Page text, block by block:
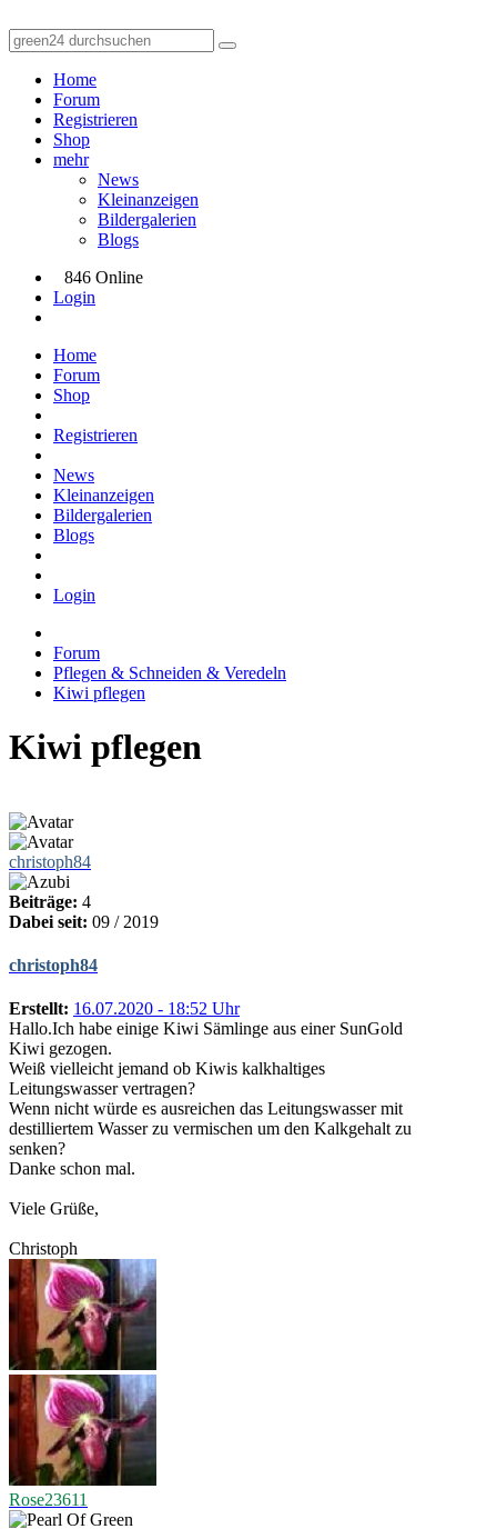
Home
Forum
Registrieren
Shop
mehr
News
Kleinanzeigen
Bildergalerien
Blogs
846 Online
Login
Home
Forum
Shop
Registrieren
News
Kleinanzeigen
Bildergalerien
Blogs
Login
Forum
Pflegen & Schneiden & Veredeln
Kiwi pflegen
Kiwi pflegen
christoph84
Beiträge: 4
Dabei seit: 09 / 2019
christoph84
Erstellt: 16.07.2020 - 18:52 Uhr
Hallo.Ich habe einige Kiwi Sämlinge aus einer SunGold
Kiwi gezogen.
Weiß vielleicht jemand ob Kiwis kalkhaltiges
Leitungswasser vertragen?
Wenn nicht würde es ausreichen das Leitungswasser mit
destilliertem Wasser zu vermischen um den Kalkgehalt zu
senken?
Danke schon mal.
Viele Grüße,
Christoph
Rose23611